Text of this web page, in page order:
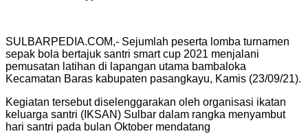
SULBARPEDIA.COM,- Sejumlah peserta lomba turnamen
sepak bola bertajuk santri smart cup 2021 menjalani
pemusatan latihan di lapangan utama bambaloka
Kecamatan Baras kabupaten pasangkayu, Kamis (23/09/21).
Kegiatan tersebut diselenggarakan oleh organisasi ikatan
keluarga santri (IKSAN) Sulbar dalam rangka menyambut
hari santri pada bulan Oktober mendatang